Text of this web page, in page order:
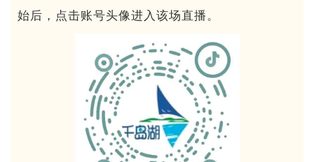
始后，点击账号头像进入该场直播。